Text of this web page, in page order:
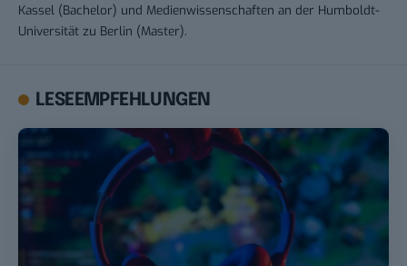
Kassel (Bachelor) und Medienwissenschaften an der Humboldt-
Universität zu Berlin (Master).
LESEEMPFEHLUNGEN